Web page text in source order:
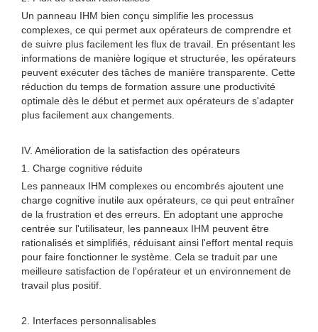
Un panneau IHM bien conçu simplifie les processus
complexes, ce qui permet aux opérateurs de comprendre et
de suivre plus facilement les flux de travail. En présentant les
informations de manière logique et structurée, les opérateurs
peuvent exécuter des tâches de manière transparente. Cette
réduction du temps de formation assure une productivité
optimale dès le début et permet aux opérateurs de s'adapter
plus facilement aux changements.
IV. Amélioration de la satisfaction des opérateurs
1. Charge cognitive réduite
Les panneaux IHM complexes ou encombrés ajoutent une
charge cognitive inutile aux opérateurs, ce qui peut entraîner
de la frustration et des erreurs. En adoptant une approche
centrée sur l'utilisateur, les panneaux IHM peuvent être
rationalisés et simplifiés, réduisant ainsi l'effort mental requis
pour faire fonctionner le système. Cela se traduit par une
meilleure satisfaction de l'opérateur et un environnement de
travail plus positif.
2. Interfaces personnalisables